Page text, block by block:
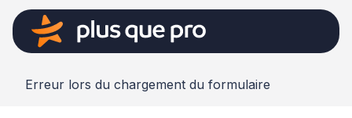
Erreur lors du chargement du formulaire